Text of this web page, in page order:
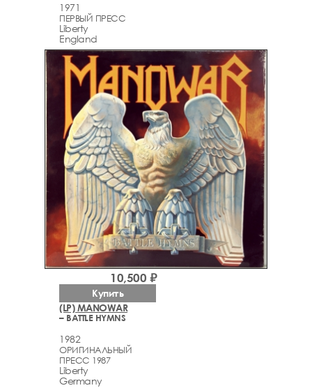
1971
ПЕРВЫЙ ПРЕСС
Liberty
England
(LP) MANOWAR
– BATTLE HYMNS
1982
ОРИГИНАЛЬНЫЙ
ПРЕСС 1987
Liberty
Germany
10,500 ₽
Купить